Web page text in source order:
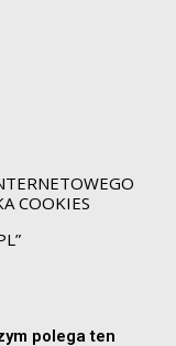
COOKIES
polega ten